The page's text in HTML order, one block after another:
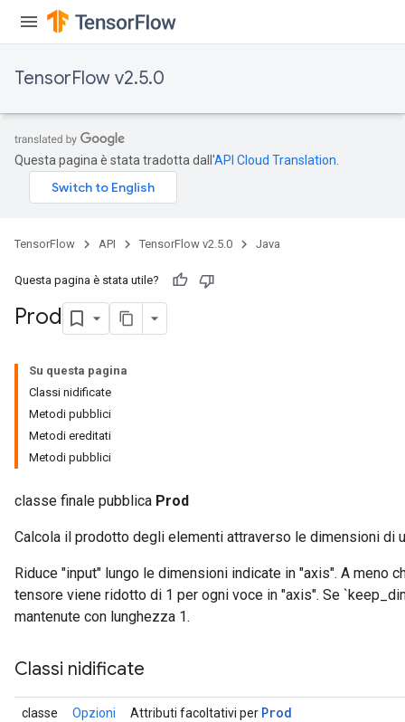
TensorFlow v2.5.0
Questa pagina è stata tradotta dall'API Cloud Translation
TensorFlow API TensorFlow v2.5.0 Java
Questa pagina è stata utile?
Prod
Su questa pagina
Classi nidificate
Metodi pubblici
Metodi ereditati
Metodi pubblici
classe finale pubblica Prod
Calcola il prodotto degli elementi attraverso le dimensioni di
Riduce "input" lungo le dimensioni indicate in "axis". A meno
tensore viene ridotto di 1 per ogni voce in "axis". Se
mantenute con lunghezza 1.
Classi nidificate
classe
Opzioni
Attributi facoltativi per Prod